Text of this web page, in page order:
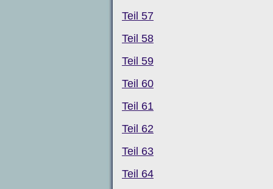
Teil 57
Teil 58
Teil 59
Teil 60
Teil 61
Teil 62
Teil 63
Teil 64